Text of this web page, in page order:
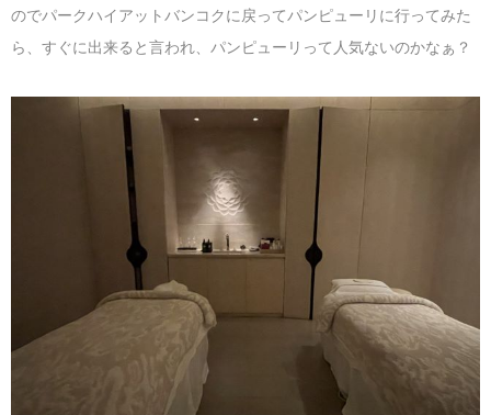
のでパークハイアットバンコクに戻ってパンピューリに行ってみた
ら、すぐに出来ると言われ、パンピューリって人気ないのかなぁ？